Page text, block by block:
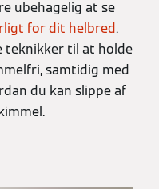
ubehagelig at se
for dit helbred.
teknikker til at holde
samtidig med
du kan slippe af